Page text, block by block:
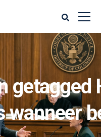
getagged
wanneer